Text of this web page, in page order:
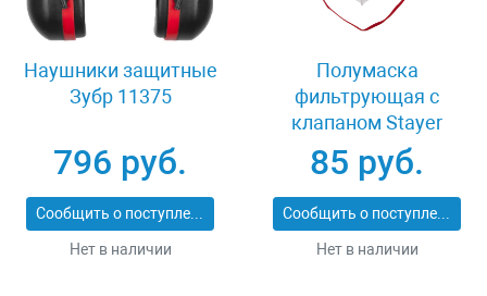
Наушники защитные
Зубр 11375
796 руб.
Сообщить о поступлении
Нет в наличии
Полумаска
фильтрующая с
клапаном Stayer
MASTER 11116
85 руб.
Сообщить о поступлении
Нет в наличии